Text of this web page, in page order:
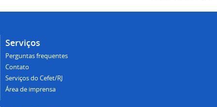
Serviços
Perguntas frequentes
Contato
Serviços do Cefet/RJ
Área de imprensa